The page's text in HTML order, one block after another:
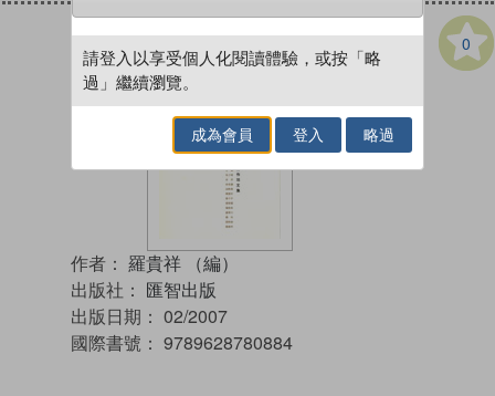
0
作者： 羅貴祥 （編）
出版社： 匯智出版
出版日期： 02/2007
國際書號： 9789628780884
請登入以享受個人化閱讀體驗，或按「略
過」繼續瀏覽。
成為會員 登入 略過